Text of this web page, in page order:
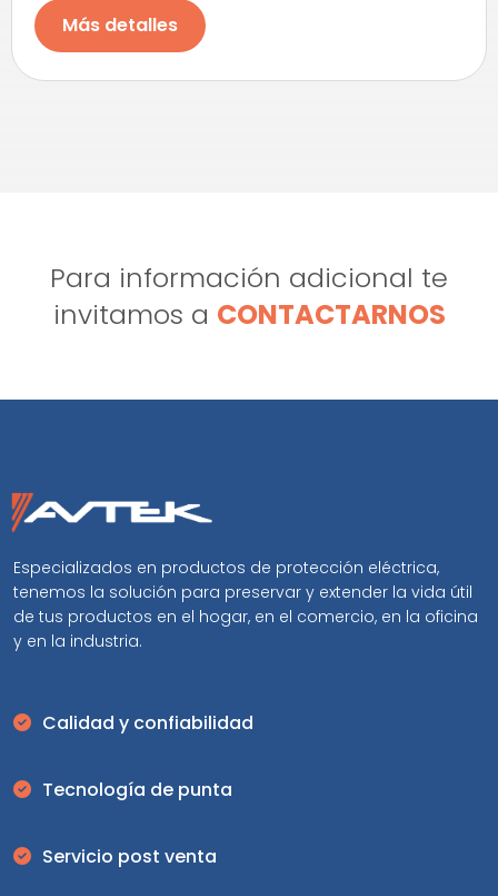
Más detalles
Para información adicional te
invitamos a CONTACTARNOS
Especializados en productos de protección eléctrica,
tenemos la solución para preservar y extender la vida útil
de tus productos en el hogar, en el comercio, en la oficina
y en la industria.
Calidad y confiabilidad
Tecnología de punta
Servicio post venta